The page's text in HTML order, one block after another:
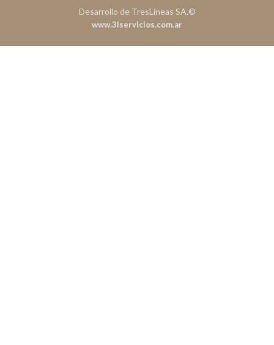
Desarrollo de TresLineas SA.©
www.3lservicios.com.ar